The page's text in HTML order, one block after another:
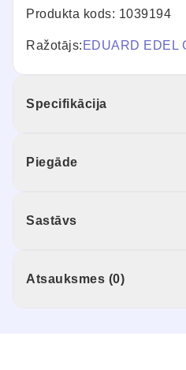
Produkta kods: 1039194
Ražotājs: EDUARD EDEL
Specifikācija
Piegāde
Sastāvs
Atsauksmes (0)